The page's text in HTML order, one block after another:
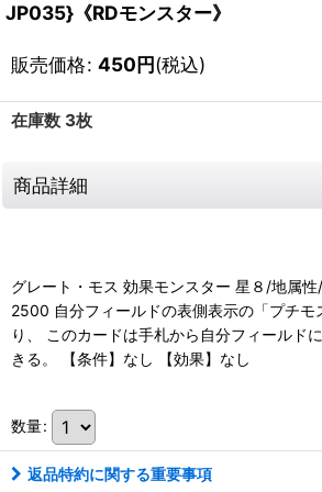
JP035}《RDモンスター》
販売価格: 450円(税込)
在庫数 3枚
商品詳細
グレート・モス 効果モンスター 星８/地属
2500 自分フィールドの表側表示の「プチモ
り、 このカードは手札から自分フィールド
きる。 【条件】なし 【効果】なし
数量:
返品特約に関する重要事項